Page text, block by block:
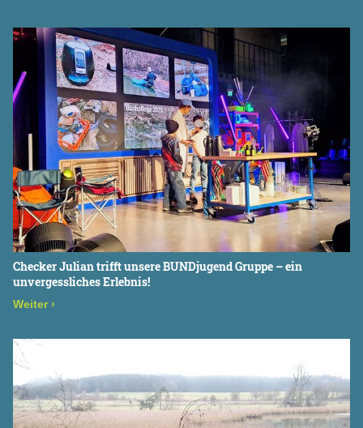
Checker Julian trifft unsere BUNDjugend Gruppe – ein
unvergessliches Erlebnis!
Weiter ›